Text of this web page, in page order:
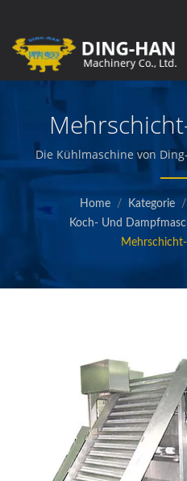
Die Kühlmaschine von
vor dem Einfrieren oder
Han spezialisiert sich
entwickeln und bauen
Fleisch-, Gemüse- und
andere hochwertige
Home / Kategorie /
Koch- Und